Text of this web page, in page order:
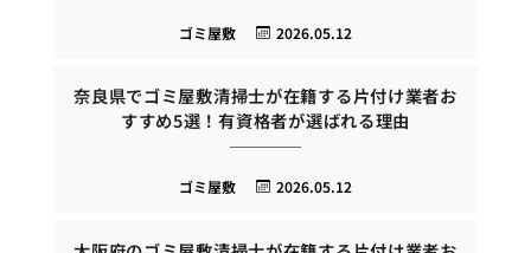
2026.05.12
ゴミ屋敷
奈良県でゴミ屋敷清掃士が在籍する片付け業者お
すすめ5選！有資格者が選ばれる理由
2026.05.12
ゴミ屋敷